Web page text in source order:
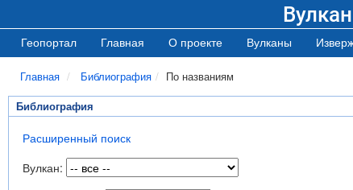
Геопортал Главная О проекте Вулканы
Главная Библиография По названиям
Библиография
Расширенный поиск
Вулкан: